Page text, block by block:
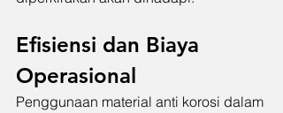
Efisiensi dan Biaya
Operasional
Penggunaan material anti korosi dalam